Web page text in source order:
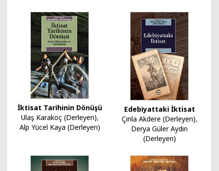
İktisat Tarihinin Dönüşü
Ulaş Karakoç (Derleyen),
Alp Yücel Kaya (Derleyen)
Edebiyattaki İktisat
Çınla Akdere (Derleyen),
Derya Güler Aydın
(Derleyen)